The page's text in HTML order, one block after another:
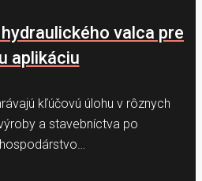
valca pre
aplikáciu
kľúčovú úlohu v rôznych
a stavebníctva po